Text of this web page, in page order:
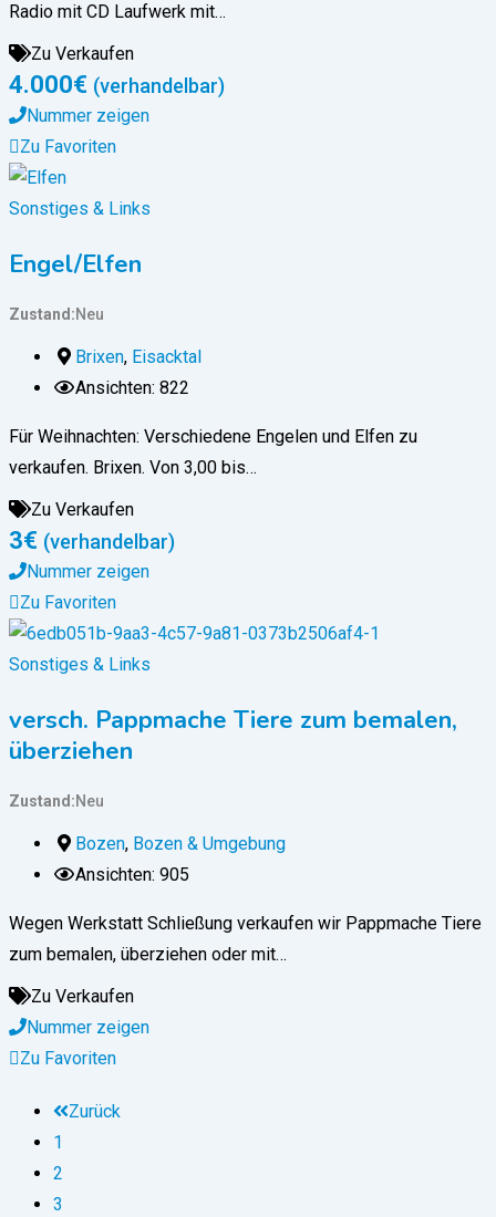
Radio mit CD Laufwerk mit…
Zu Verkaufen
4.000€ (verhandelbar)
Nummer zeigen
Zu Favoriten
Sonstiges & Links
Engel/Elfen
Zustand Neu
Brixen, Eisacktal
Ansichten: 822
Für Weihnachten: Verschiedene Engelen und Elfen zu
verkaufen. Brixen. Von 3,00 bis…
Zu Verkaufen
3€ (verhandelbar)
Nummer zeigen
Zu Favoriten
Sonstiges & Links
versch. Pappmache Tiere zum bemalen,
überziehen
Zustand Neu
Bozen, Bozen & Umgebung
Ansichten: 905
Wegen Werkstatt Schließung verkaufen wir Pappmache Tiere
zum bemalen, überziehen oder mit…
Zu Verkaufen
Nummer zeigen
Zu Favoriten
Zurück
1
2
3